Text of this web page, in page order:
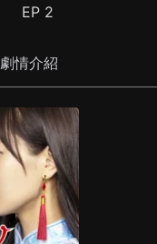
EP 2
劇情介紹